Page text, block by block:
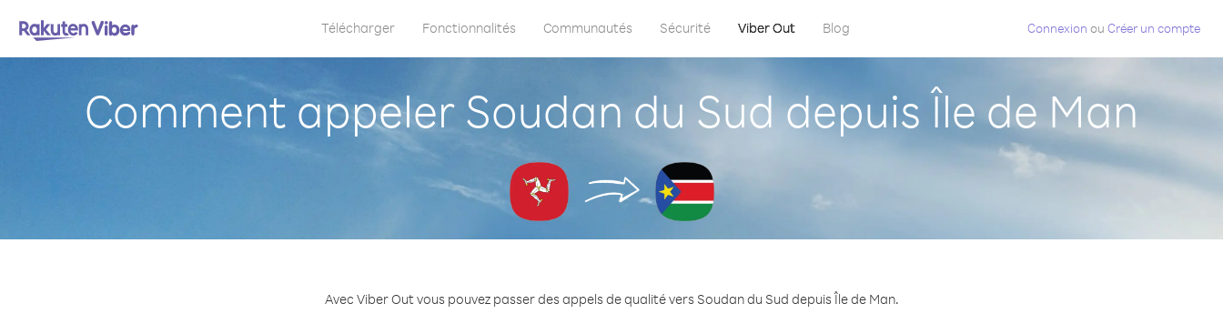
Télécharger Fonctionnalités Communautés Sécurité Viber Out Blog Connexion ou Créer un compte
Comment appeler Soudan du Sud depuis Île de Man
Avec Viber Out vous pouvez passer des appels de qualité vers Soudan du Sud depuis Île de Man.